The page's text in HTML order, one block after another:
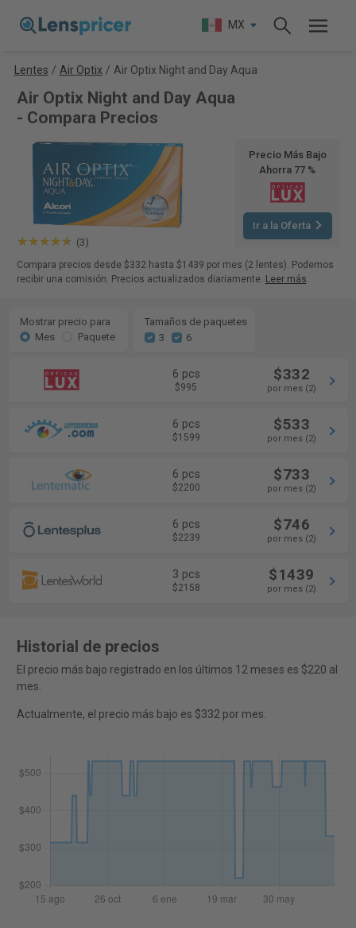
MX
Lentes / Air Optix / Air Optix Night and Day Aqua
Air Optix Night and Day Aqua
- Compara Precios
(3)
Precio Más Bajo
Ahorra 77 %
Ir a la Oferta
Compara precios desde $332 hasta $1439 por mes (2 lentes). Podemos
recibir una comisión. Precios actualizados diariamente. Leer más.
Mostrar precio para
Mes
Paquete
Tamaños de paquetes
3
6
6 pcs
$995
$332
por mes (2)
6 pcs
$1599
$533
por mes (2)
6 pcs
$2200
$733
por mes (2)
6 pcs
$2239
$746
por mes (2)
3 pcs
$2158
$1439
por mes (2)
Historial de precios
El precio más bajo registrado en los últimos 12 meses es $220 al
mes.
Actualmente, el precio más bajo es $332 por mes.